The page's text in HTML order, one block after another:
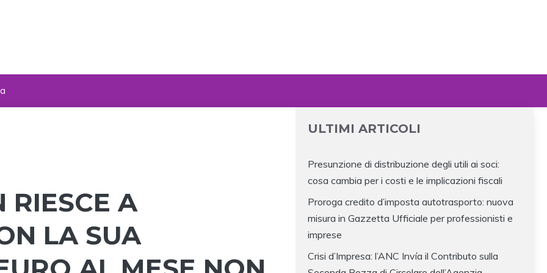
RIESCE A
LA SUA
ULTIMI ARTICOLI
Presunzione di distribuzione degli utili ai soci:
cosa cambia per i costi e le implicazioni fiscali
Proroga credito d’imposta autotrasporto: nuova
misura in Gazzetta Ufficiale per professionisti e
imprese
Crisi d’Impresa: l’ANC Invía il Contributo sulla